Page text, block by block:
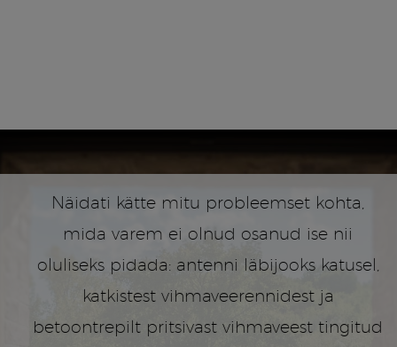
Näidati kätte mitu probleemset kohta,
mida varem ei olnud osanud ise nii
oluliseks pidada: antenni läbijooks katusel,
katkistest vihmaveerennidest ja
betoontrepilt pritsivast vihmaveest tingitud